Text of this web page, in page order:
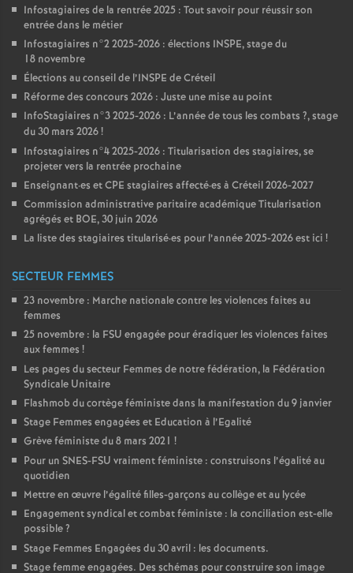
Infostagiaires de la rentrée 2025 : Tout savoir pour réussir son
entrée dans le métier
Infostagiaires n°2 2025-2026 : élections INSPE, stage du
18 novembre
Élections au conseil de l’INSPE de Créteil
Réforme des concours 2026 : Juste une mise au point
InfoStagiaires n°3 2025-2026 : L’année de tous les combats ?, stage
du 30 mars 2026!
Infostagiaires n°4 2025-2026 : Titularisation des stagiaires, se
projeter vers la rentrée prochaine
Enseignant·es etCPE stagiaires affecté·es à Créteil 2026-2027
Commission administrative paritaire académique Titularisation
agrégés et BOE, 30 juin 2026
La liste des stagiaires titularisé·es pour l’année 2025-2026 est ici !
SECTEUR FEMMES
23 novembre : Marche nationale contre les violences faites au
femmes
25 novembre : la FSU engagée pour éradiquer les violences faites
aux femmes !
Les pages du secteur Femmes de notre fédération, la Fédération
Syndicale Unitaire
Flashmob du cortège féministe dans la manifestation du 9 janvier
Stage Femmes engagées et Education à l’Egalité
Grève féministe du 8 mars 2021 !
Pour un SNES-FSU vraiment féministe : construisons l’égalité au
quotidien
Mettre en œuvre l’égalité filles-garçons au collège et au lycée
Engagement syndical et combat féministe : la conciliation est-elle
possible?
Stage Femmes Engagées du 30 avril : les documents.
Stage femme engagées. Des schémas pour construire son image